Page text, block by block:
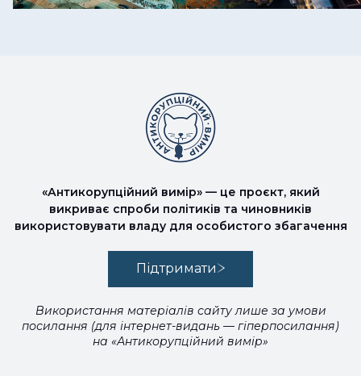
«Антикорупційний вимір» — це проєкт, який
викриває спроби політиків та чиновників
використовувати владу для особистого збагачення
Підтримати
Використання матеріалів сайту лише за умови
посилання (для інтернет-видань — гіперпосилання)
на «Антикорупційний вимір»